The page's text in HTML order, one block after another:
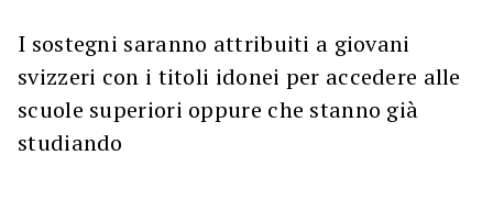
I sostegni saranno attribuiti a giovani
svizzeri con i titoli idonei per accedere alle
scuole superiori oppure che stanno già
studiando